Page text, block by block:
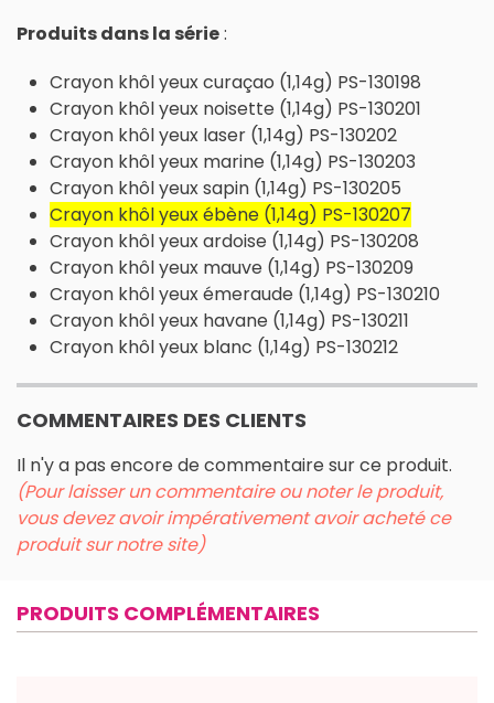
Produits dans la série:
Crayon khôl yeux curaçao (1,14g) PS-130198
Crayon khôl yeux noisette (1,14g) PS-130201
Crayon khôl yeux laser (1,14g) PS-130202
Crayon khôl yeux marine (1,14g) PS-130203
Crayon khôl yeux sapin (1,14g) PS-130205
Crayon khôl yeux ébène (1,14g) PS-130207
Crayon khôl yeux ardoise (1,14g) PS-130208
Crayon khôl yeux mauve (1,14g) PS-130209
Crayon khôl yeux émeraude (1,14g) PS-130210
Crayon khôl yeux havane (1,14g) PS-130211
Crayon khôl yeux blanc (1,14g) PS-130212
COMMENTAIRES DES CLIENTS
Il n'y a pas encore de commentaire sur ce produit.
(Pour laisser un commentaire ou noter le produit,
vous devez avoir impérativement avoir acheté ce
produit sur notre site)
PRODUITS COMPLÉMENTAIRES